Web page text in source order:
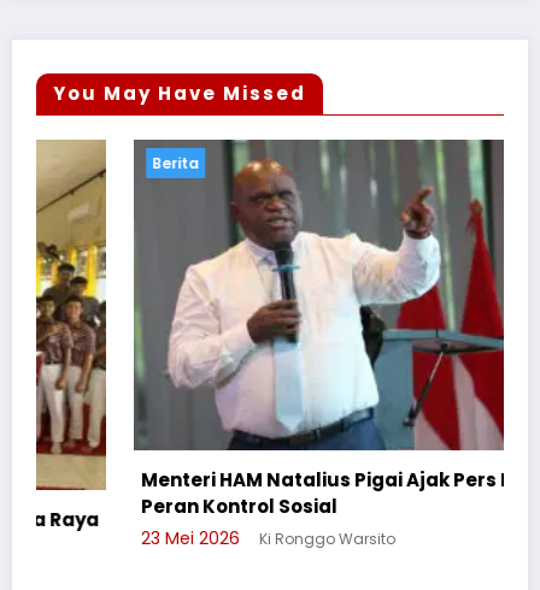
You May Have Missed
Berita
Menteri HAM Natalius Pigai Ajak Pers Perkuat
Peran Kontrol Sosial
23 Mei 2026 Ki Ronggo Warsito